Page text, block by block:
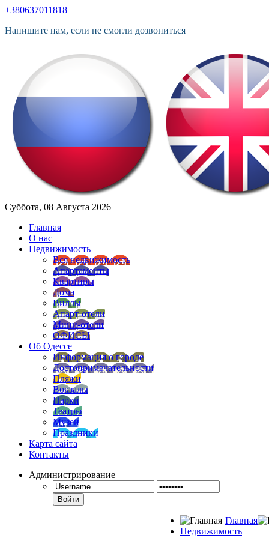
+380637011818
Напишите нам, если не смогли дозвониться
Суббота, 08 Августа 2026
Главная
О нас
Недвижимость
Вся недвижимость
Апартаменты
Квартиры
Дома
Виллы
Апарт-отели
Мини-отели
ОФИСЫ
Об Одессе
Информация о городе
Достопримечательности
Пляжи
Вокзалы
Парки
Театры
Музеи
Праздники
Карта сайта
Контакты
Администрирование
Войти
Главная
Недвижимость